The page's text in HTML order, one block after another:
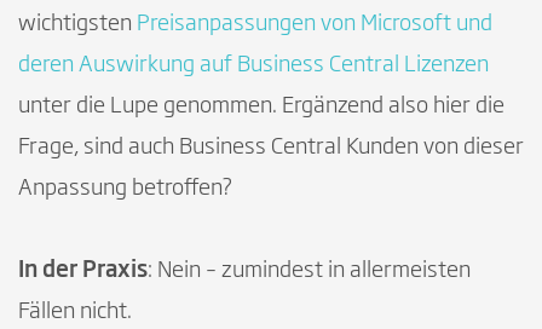
wichtigsten Preisanpassungen von Microsoft und
deren Auswirkung auf Business Central Lizenzen
unter die Lupe genommen. Ergänzend also hier die
Frage, sind auch Business Central Kunden von dieser
Anpassung betroffen?
In der Praxis: Nein – zumindest in allermeisten
Fällen nicht.